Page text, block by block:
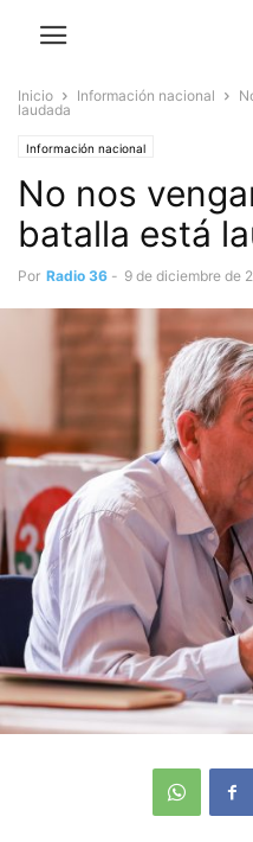
Inicio Información nacional
laudada
Información nacional
No nos
batalla está
Por Radio 36 - 9 de diciembre de